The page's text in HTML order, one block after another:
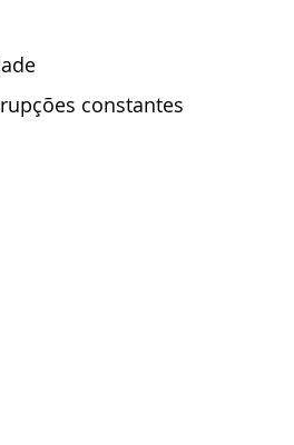
constantes